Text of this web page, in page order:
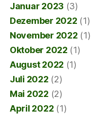
Januar 2023 (3)
Dezember 2022 (1)
November 2022 (1)
Oktober 2022 (1)
August 2022 (1)
Juli 2022 (2)
Mai 2022 (2)
April 2022 (1)